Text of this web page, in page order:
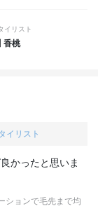
イリスト
香桃
イリスト
かったと思いま
ションで毛先まで均